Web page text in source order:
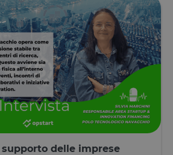
supporto delle imprese